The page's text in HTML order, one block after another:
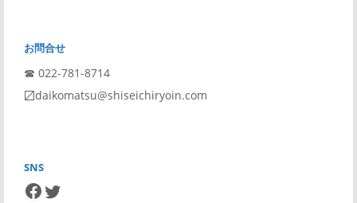
お問合せ
☎︎ 022-781-8714
〼daikomatsu@shiseichiryoin.com
SNS